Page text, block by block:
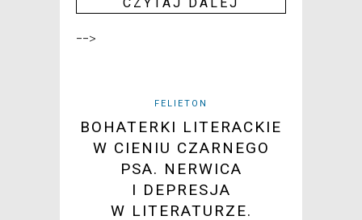
-->
FELIETON
BOHATERKI LITERACKIE
W CIENIU CZARNEGO
PSA. NERWICA
I DEPRESJA
W LITERATURZE.